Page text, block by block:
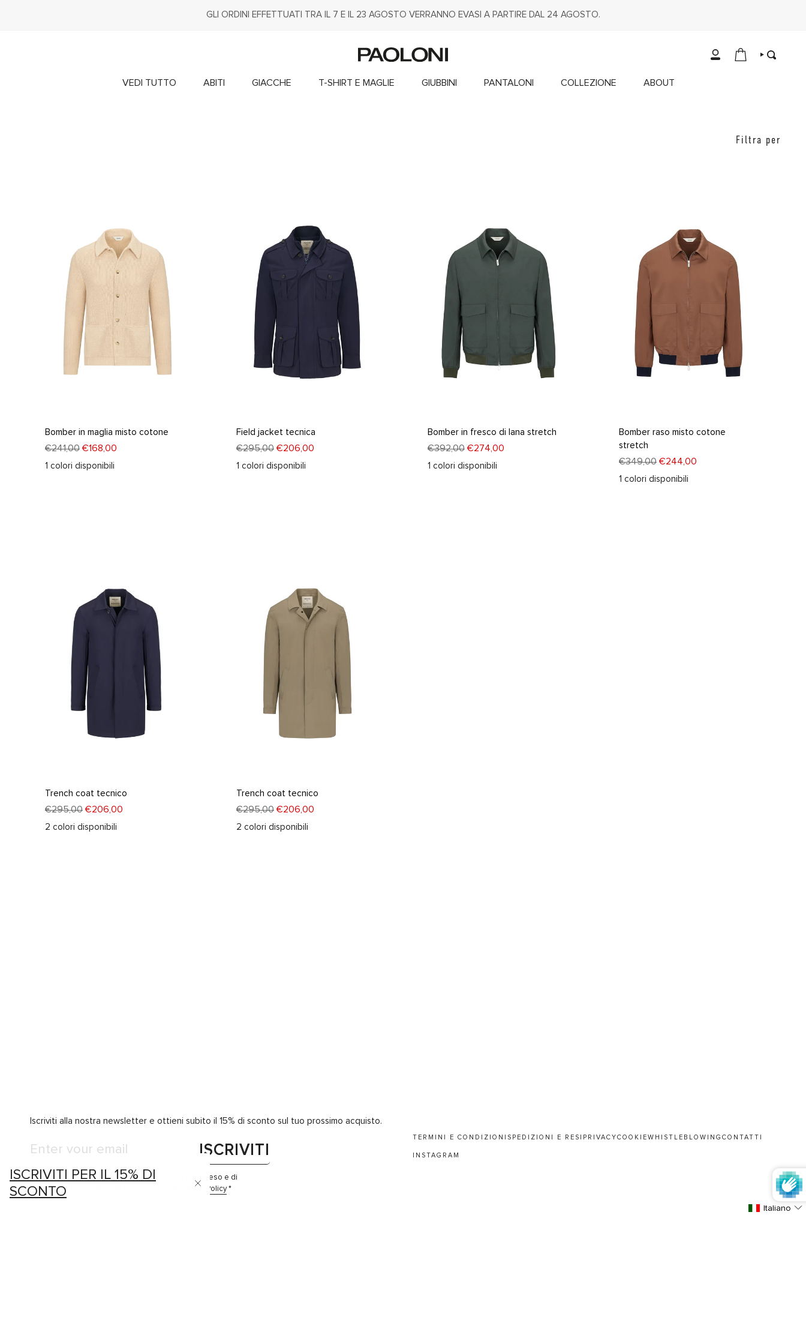
GLI ORDINI EFFETTUATI TRA IL 7 E IL 23 AGOSTO VERRANNO EVASI A PARTIRE DAL 24 AGOSTO.
ACCOUNT CERCA
VEDI TUTTO ABITI GIACCHE T-SHIRT E MAGLIE GIUBBINI PANTALONI COLLEZIONE ABOUT
ISCRIVITI PER IL 15% DI
SCONTO
Filtra
Filtra per
Bomber in maglia misto cotone
€241,00 €168,00
1 colori disponibili
Field jacket tecnica
€295,00 €206,00
1 colori disponibili
Bomber in fresco di lana stretch
€392,00 €274,00
1 colori disponibili
Bomber raso misto cotone
stretch
€349,00 €244,00
1 colori disponibili
Trench coat tecnico
€295,00 €206,00
2 colori disponibili
Trench coat tecnico
€295,00 €206,00
2 colori disponibili
Iscriviti alla nostra newsletter e ottieni subito il 15% di sconto sul tuo prossimo acquisto.
ISCRIVITI
Ho letto l'Informativa e dichiaro di averne compreso e di
accettare il contenuto e le condizioni della
Privacy Policy*
TERMINI E CONDIZIONI SPEDIZIONI E RESI PRIVACYCOOKIEWHISTLEBLOWING CONTATTI
INSTAGRAM
Italiano